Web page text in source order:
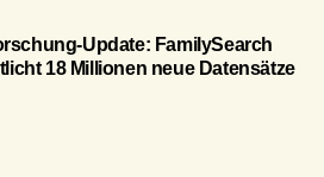
Update: FamilySearch
18 Millionen neue Datensätze